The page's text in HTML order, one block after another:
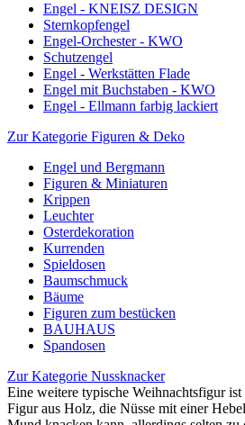
Engel - KNEISZ DESIGN
Sternkopfengel
Engel-Orchester - KWO
Schutzengel
Engel - Werkstätten Flade
Engel mit Buchstaben - KWO
Engel - Ellmann farbig lackiert
Zur Kategorie Figuren & Deko
Engel und Bergmann
Figuren & Miniaturen
Krippen
Leuchter
Osterdekoration
Kurrenden
Spieldosen
Baumschmuck
Bäume
Figuren zum bestücken
BAUHAUS
Spandosen
Zur Kategorie Nussknacker
Eine weitere typische Weihnachtsfigur ist
Figur aus Holz, die Nüsse mit einer